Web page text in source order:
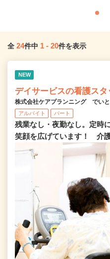
全 24件中 1 - 20件を表示
NEW
デイサービスの看護スタ
株式会社ケアプランニング でいと
アルバイト パート
残業なし・夜勤なし。定時
笑顔を広げています！ 介